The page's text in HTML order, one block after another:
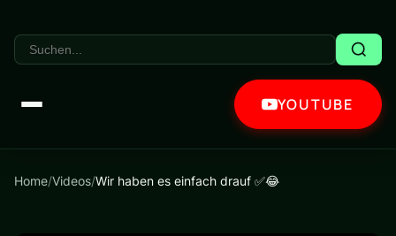
YOUTUBE
Home/Videos/Wir haben es einfach drauf ✅😂